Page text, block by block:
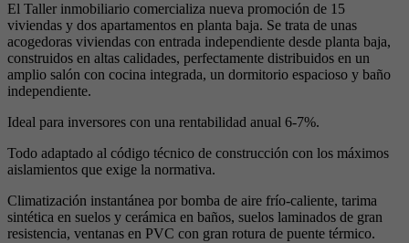
El Taller inmobiliario comercializa nueva promoción de 15
viviendas y dos apartamentos en planta baja. Se trata de unas
acogedoras viviendas con entrada independiente desde planta baja,
construidos en altas calidades, perfectamente distribuidos en un
amplio salón con cocina integrada, un dormitorio espacioso y baño
independiente.
Ideal para inversores con una rentabilidad anual 6-7%.
Todo adaptado al código técnico de construcción con los máximos
aislamientos que exige la normativa.
Climatización instantánea por bomba de aire frío-caliente, tarima
sintética en suelos y cerámica en baños, suelos laminados de gran
resistencia, ventanas en PVC con gran rotura de puente térmico.